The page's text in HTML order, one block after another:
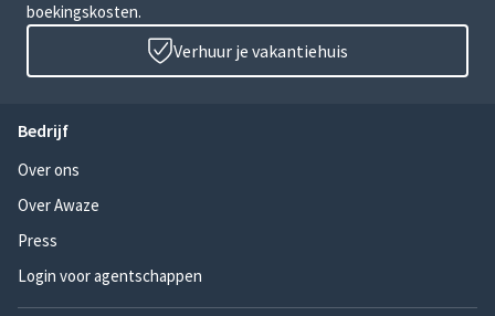
boekingskosten.
Verhuur je vakantiehuis
Bedrijf
Over ons
Over Awaze
Press
Login voor agentschappen